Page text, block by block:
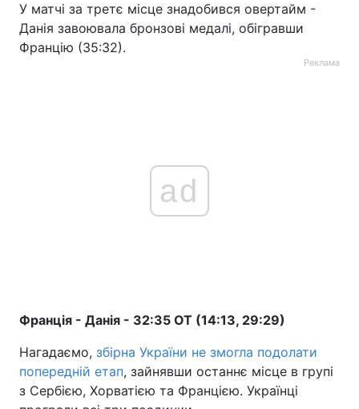
У матчі за третє місце знадобився овертайм -
Данія завоювала бронзові медалі, обігравши
Францію (35:32).
Реклама
ad
Франція - Данія - 32:35 OT (14:13, 29:29)
Нагадаємо, збірна України не змогла подолати
попередній етап, зайнявши останнє місце в групі
з Сербією, Хорватією та Францією. Українці